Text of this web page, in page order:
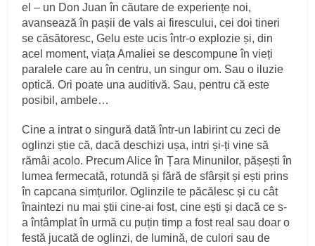
el – un Don Juan în căutare de experiențe noi,
avansează în pașii de vals ai firescului, cei doi tineri
se căsătoresc, Gelu este ucis într-o explozie și, din
acel moment, viața Amaliei se descompune în vieți
paralele care au în centru, un singur om. Sau o iluzie
optică. Ori poate una auditivă. Sau, pentru că este
posibil, ambele…
Cine a intrat o singură dată într-un labirint cu zeci de
oglinzi știe că, dacă deschizi ușa, intri și-ți vine să
rămâi acolo. Precum Alice în Țara Minunilor, pășești în
lumea fermecată, rotundă și fără de sfârșit și ești prins
în capcana simțurilor. Oglinzile te păcălesc și cu cât
înaintezi nu mai știi cine-ai fost, cine ești și dacă ce s-
a întâmplat în urmă cu puțin timp a fost real sau doar o
festă jucată de oglinzi, de lumină, de culori sau de